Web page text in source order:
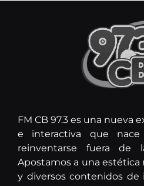
FM CB 97.3 es una nueva
e interactiva que
reinventarse fuera de
Apostamos a una estética
y diversos contenidos de